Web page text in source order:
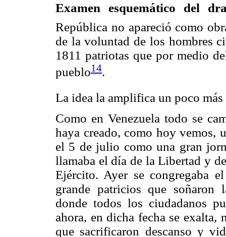
Examen esquemático del
República no apareció como
de la voluntad de los hombres
1811 patriotas que por medio
pueblo14.
La idea la amplifica un poco más
Como en Venezuela todo se
haya creado, como hoy vemos,
el 5 de julio como una gran
llamaba el día de la Libertad y
Ejército. Ayer se congregaba
grande patricios que soñaron
donde todos los ciudadanos
ahora, en dicha fecha se
que sacrificaron descanso y